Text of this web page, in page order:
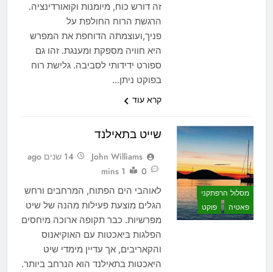
זה דורש כוח, מיומנות וקואורדינציה.
הרגשת הרוח החולפת על
פניך,ועוצמתה הדוחפת את המפרש
היא חוויה מספקת ומענגת. זהו גם
ספורט ידידותי לסביבה. גלישת רוח
בפוקט ניתן…
קרא עוד
מסלול הרפתקני
פאטיה
פוקט
שייט בתאילנד
John Williams
14 שנים ago
0
1 mins
לאוהבי הים הפתוח, המרחבים ורחש
הגלים מוצעת פעילות מהנה של שיט
מפרשיות. כבר תקופה ארוכה מיחסים
הפלגות ביאכטות עם האוקיאנוס
והקאריבים, אך עדיין מימדי שיט
היאכטות בתאילנד הוא הנרחב ביותר.